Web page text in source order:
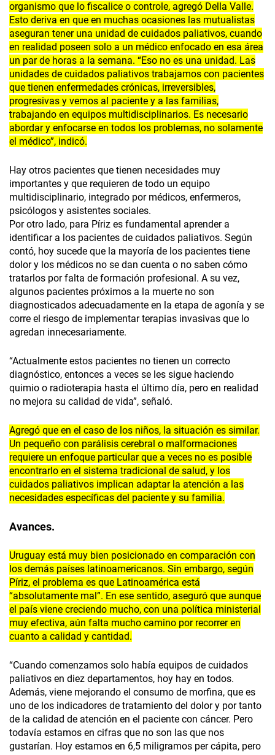
organismo que lo fiscalice o controle, agregó Della Valle.
Esto deriva en que en muchas ocasiones las mutualistas
aseguran tener una unidad de cuidados paliativos, cuando
en realidad poseen solo a un médico enfocado en esa área
un par de horas a la semana. “Eso no es una unidad. Las
unidades de cuidados paliativos trabajamos con pacientes
que tienen enfermedades crónicas, irreversibles,
progresivas y vemos al paciente y a las familias,
trabajando en equipos multidisciplinarios. Es necesario
abordar y enfocarse en todos los problemas, no solamente
el médico”, indicó.
Hay otros pacientes que tienen necesidades muy
importantes y que requieren de todo un equipo
multidisciplinario, integrado por médicos, enfermeros,
psicólogos y asistentes sociales.
Por otro lado, para Píriz es fundamental aprender a
identificar a los pacientes de cuidados paliativos. Según
contó, hoy sucede que la mayoría de los pacientes tiene
dolor y los médicos no se dan cuenta o no saben cómo
tratarlos por falta de formación profesional. A su vez,
algunos pacientes próximos a la muerte no son
diagnosticados adecuadamente en la etapa de agonía y se
corre el riesgo de implementar terapias invasivas que lo
agredan innecesariamente.
“Actualmente estos pacientes no tienen un correcto
diagnóstico, entonces a veces se les sigue haciendo
quimio o radioterapia hasta el último día, pero en realidad
no mejora su calidad de vida”, señaló.
Agregó que en el caso de los niños, la situación es similar.
Un pequeño con parálisis cerebral o malformaciones
requiere un enfoque particular que a veces no es posible
encontrarlo en el sistema tradicional de salud, y los
cuidados paliativos implican adaptar la atención a las
necesidades específicas del paciente y su familia.
Avances.
Uruguay está muy bien posicionado en comparación con
los demás países latinoamericanos. Sin embargo, según
Píriz, el problema es que Latinoamérica está
“absolutamente mal”. En ese sentido, aseguró que aunque
el país viene creciendo mucho, con una política ministerial
muy efectiva, aún falta mucho camino por recorrer en
cuanto a calidad y cantidad.
“Cuando comenzamos solo había equipos de cuidados
paliativos en diez departamentos, hoy hay en todos.
Además, viene mejorando el consumo de morfina, que es
uno de los indicadores de tratamiento del dolor y por tanto
de la calidad de atención en el paciente con cáncer. Pero
todavía estamos en cifras que no son las que nos
gustarían. Hoy estamos en 6,5 miligramos per cápita, pero